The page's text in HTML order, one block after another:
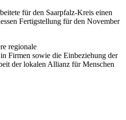
für den Saarpfalz-Kreis einen
Fertigstellung für den November
regionale
Firmen sowie die Einbeziehung der
der lokalen Allianz für Menschen